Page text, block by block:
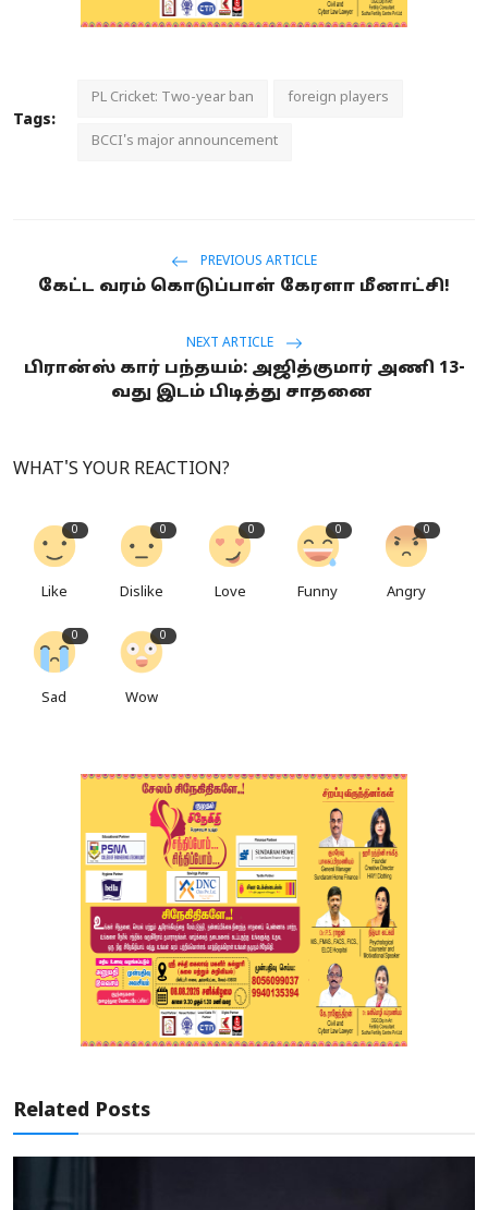
Tags:
PL Cricket: Two-year ban foreign players
BCCI's major announcement
PREVIOUS ARTICLE
கேட்ட வரம் கொடுப்பாள் கேரளா மீனாட்சி!
NEXT ARTICLE
பிரான்ஸ் கார் பந்தயம்: அஜித்குமார் அணி 13-
வது இடம் பிடித்து சாதனை
WHAT'S YOUR REACTION?
0
Like
0
Dislike
0
Love
0
Funny
0
Angry
0
Sad
0
Wow
Related Posts